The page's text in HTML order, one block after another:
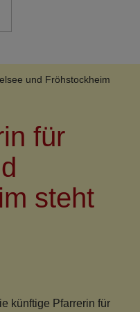
und Fröhstockheim
für
steht
ie künftige Pfarrerin für